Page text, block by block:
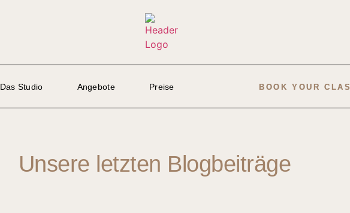
Das Studio Angebote Preise BOOK YOUR
Unsere letzten Blogbeiträge